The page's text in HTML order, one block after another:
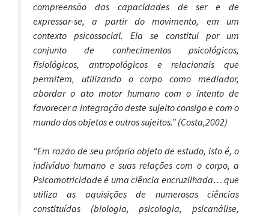
compreensão das capacidades de ser e de
expressar-se, a partir do movimento, em um
contexto psicossocial. Ela se constitui por um
conjunto de conhecimentos psicológicos,
fisiológicos, antropológicos e relacionais que
permitem, utilizando o corpo como mediador,
abordar o ato motor humano com o intento de
favorecer a integração deste sujeito consigo e com o
mundo dos objetos e outros sujeitos.” (Costa,2002)
“Em razão de seu próprio objeto de estudo, isto é, o
indivíduo humano e suas relações com o corpo, a
Psicomotricidade é uma ciência encruzilhada… que
utiliza as aquisições de numerosas ciências
constituídas (biologia, psicologia, psicanálise,